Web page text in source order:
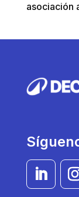
asociación